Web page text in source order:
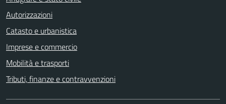
Autorizzazioni
Catasto e urbanistica
Imprese e commercio
Mobilità e trasporti
Tributi, finanze e contravvenzioni